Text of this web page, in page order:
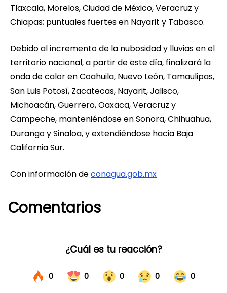
Tlaxcala, Morelos, Ciudad de México, Veracruz y
Chiapas; puntuales fuertes en Nayarit y Tabasco.
Debido al incremento de la nubosidad y lluvias en el
territorio nacional, a partir de este día, finalizará la
onda de calor en Coahuila, Nuevo León, Tamaulipas,
San Luis Potosí, Zacatecas, Nayarit, Jalisco,
Michoacán, Guerrero, Oaxaca, Veracruz y
Campeche, manteniéndose en Sonora, Chihuahua,
Durango y Sinaloa, y extendiéndose hacia Baja
California Sur.
Con información deconagua.gob.mx
Comentarios